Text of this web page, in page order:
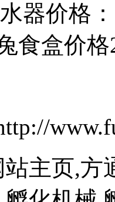
器价格
食盒价
主页,方